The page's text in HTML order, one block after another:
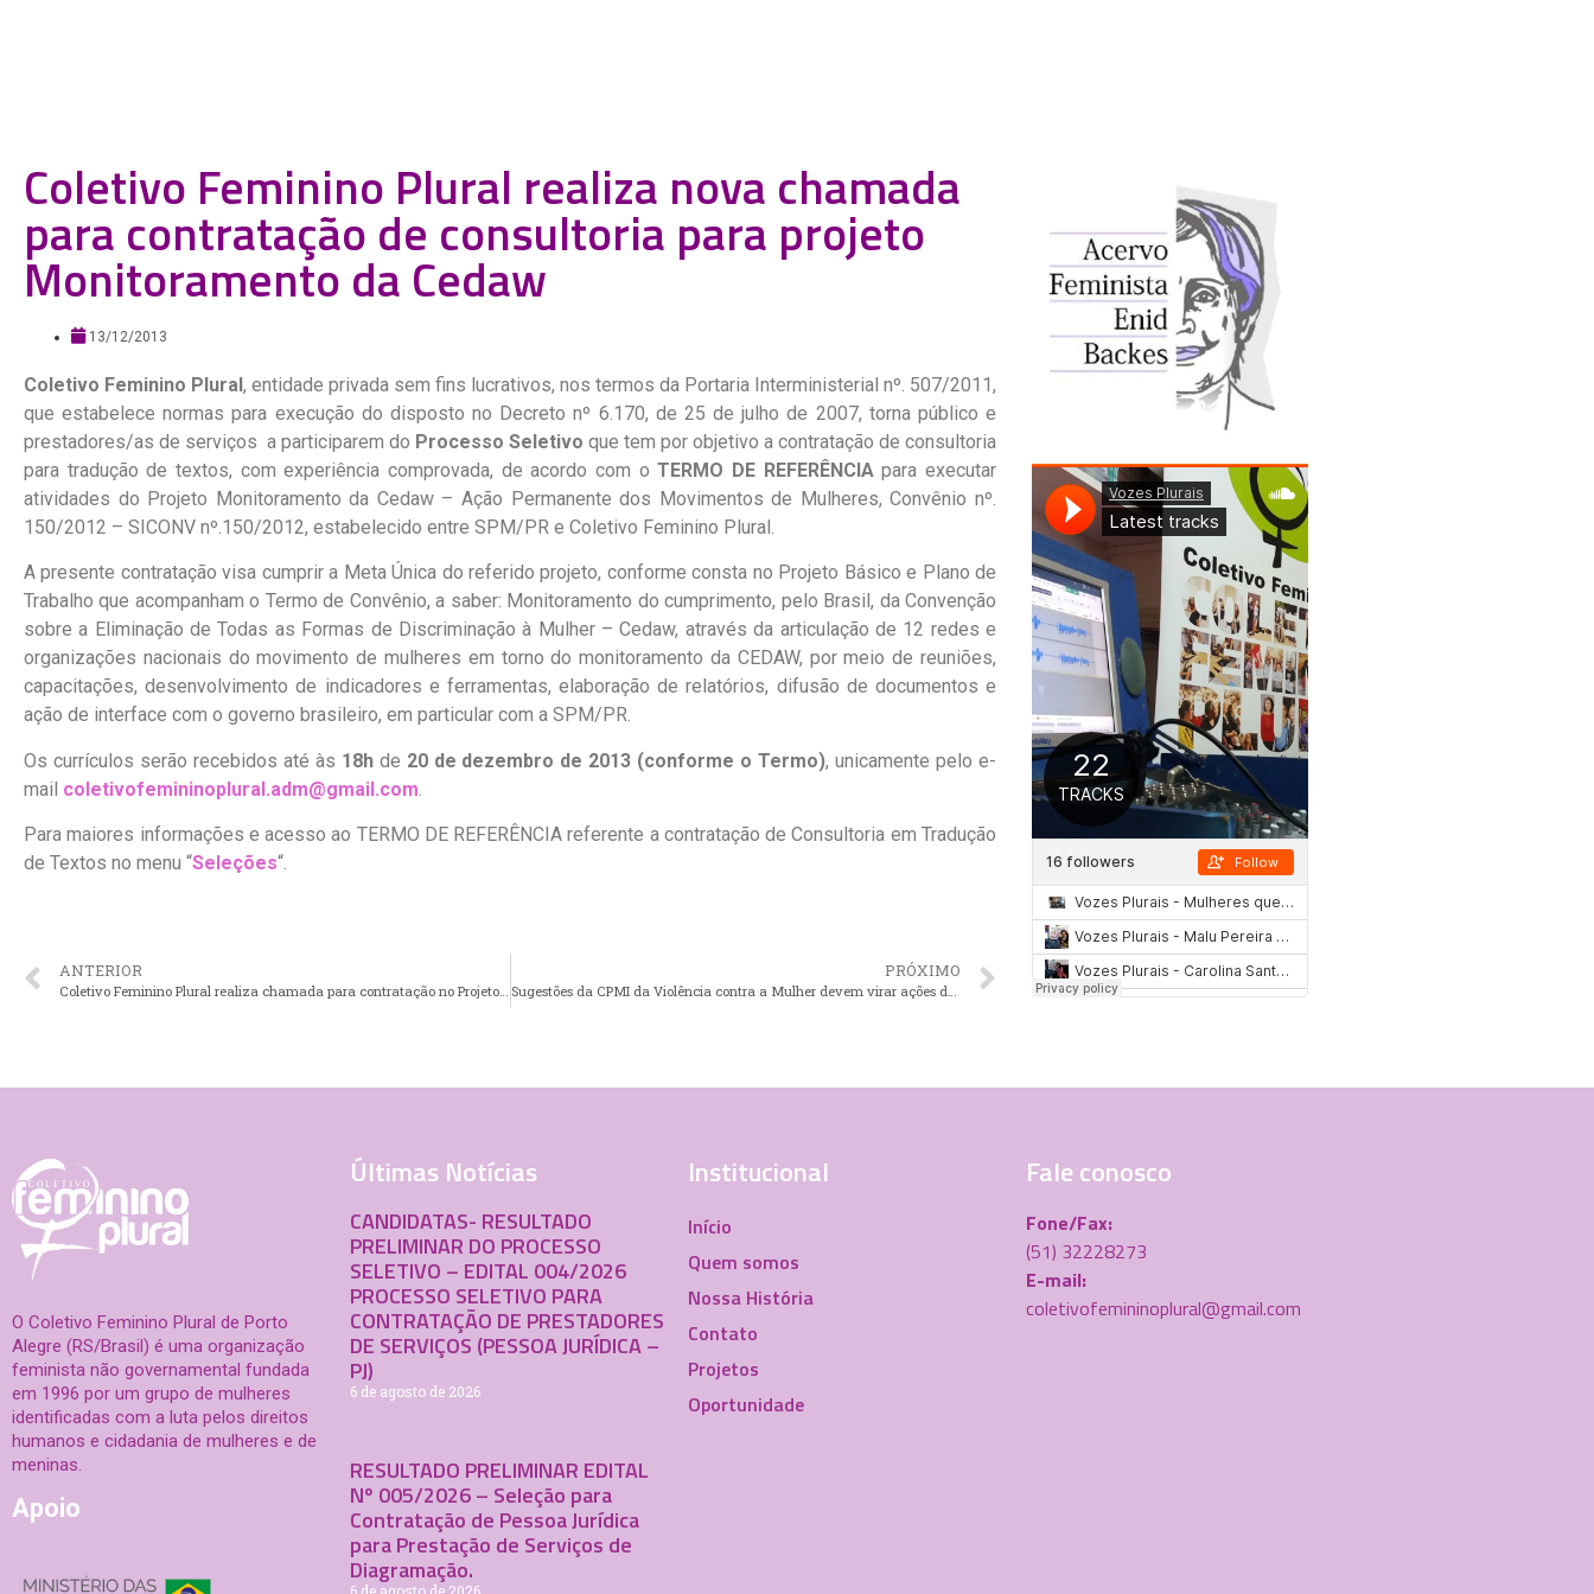
Coletivo Feminino Plural realiza nova chamada
para contratação de consultoria para projeto
Monitoramento da Cedaw
13/12/2013
Coletivo Feminino Plural, entidade privada sem fins lucrativos, nos termos da Portaria Interministerial nº. 507/2011,
que estabelece normas para execução do disposto no Decreto nº 6.170, de 25 de julho de 2007, torna público e
prestadores/as de serviços a participarem do Processo Seletivo que tem por objetivo a contratação de consultoria
para tradução de textos, com experiência comprovada, de acordo com oTERMO DE REFERÊNCIApara executar
atividades do Projeto Monitoramento da Cedaw – Ação Permanente dos Movimentos de Mulheres, Convênio nº.
150/2012 – SICONV nº.150/2012, estabelecido entre SPM/PR e Coletivo Feminino Plural.
A presente contratação visa cumprir a Meta Única do referido projeto, conforme consta no Projeto Básico e Plano de
Trabalho que acompanham o Termo de Convênio, a saber: Monitoramento do cumprimento, pelo Brasil, da Convenção
sobre a Eliminação de Todas as Formas de Discriminação à Mulher – Cedaw, através da articulação de 12 redes e
organizações nacionais do movimento de mulheres em torno do monitoramento da CEDAW, por meio de reuniões,
capacitações, desenvolvimento de indicadores e ferramentas, elaboração de relatórios, difusão de documentos e
ação de interface com o governo brasileiro, em particular com a SPM/PR.
Os currículos serão recebidos até às 18h de 20 de dezembro de 2013 (conforme o Termo), unicamente pelo e-
mail coletivofemininoplural.adm@gmail.com
Para maiores informações e acesso ao TERMO DE REFERÊNCIA referente a contratação de Consultoria em Tradução
de Textos no menu “Seleções“.
ANTERIOR PRÓXIMO
O Coletivo Feminino Plural de Porto
Alegre (RS/Brasil) é uma organização
feminista não governamental fundada
em 1996 por um grupo de mulheres
identificadas com a luta pelos direitos
humanos e cidadania de mulheres e de
meninas.
Apoio
Últimas Notícias
CANDIDATAS- RESULTADO
PRELIMINAR DO PROCESSO
SELETIVO – EDITAL 004/2026
PROCESSO SELETIVO PARA
CONTRATAÇÃO DE PRESTADORES
DE SERVIÇOS (PESSOA JURÍDICA –
PJ)
6 de agosto de 2026
RESULTADO PRELIMINAR EDITAL
Nº 005/2026 – Seleção para
Contratação de Pessoa Jurídica
para Prestação de Serviços de
Diagramação.
6 de agosto de 2026
Institucional
Início
Quem somos
Nossa História
Contato
Projetos
Oportunidade
Fale conosco
Fone/Fax:
(51) 32228273
E-mail:
coletivofemininoplural@gmail.com